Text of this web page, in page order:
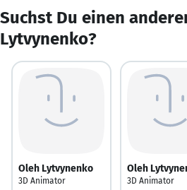
Suchst Du einen
Lytvynenko?
Oleh Lytvynenko
3D Animator
Oleh
3D Animator